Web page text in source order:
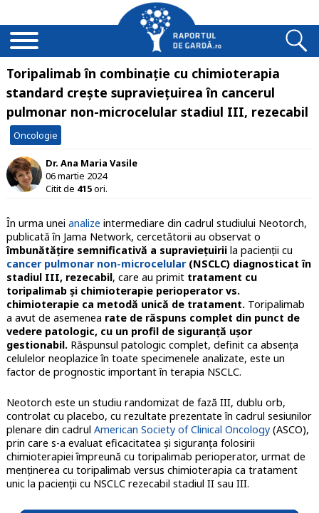
Toripalimab în combinație cu chimioterapia
standard crește supraviețuirea în cancerul
pulmonar non-microcelular stadiul III, rezecabil
Oncologie
Dr. Ana Maria Vasile
06 martie 2024
Citit de 415ori.
În urma unei analize intermediare din cadrul studiului Neotorch,
publicată în Jama Network, cercetătorii au observat o
îmbunătățire semnificativă a supraviețuiriila pacienții cu
cancer pulmonar non-microcelular(NSCLC) diagnosticat în
stadiul III, rezecabil, care au primit tratament cu
toripalimab și chimioterapie perioperator vs.
chimioterapie ca metodă unică de tratament.Toripalimab
a avut de asemenea rate de răspuns complet din punct de
vedere patologic, cu un profil de siguranță ușor
gestionabil.Răspunsul patologic complet, definit ca absența
celulelor neoplazice în toate specimenele analizate, este un
factor de prognostic important în terapia NSCLC.
Neotorch este un studiu randomizat de fază III, dublu orb,
controlat cu placebo, cu rezultate prezentate în cadrul sesiunilor
plenare din cadrul American Society of Clinical Oncology(ASCO),
prin care s-a evaluat eficacitatea și siguranța folosirii
chimioterapiei împreună cu toripalimab perioperator, urmat de
menținerea cu toripalimab versus chimioterapia ca tratament
unic la pacienții cu NSCLC rezecabil stadiul II sau III.